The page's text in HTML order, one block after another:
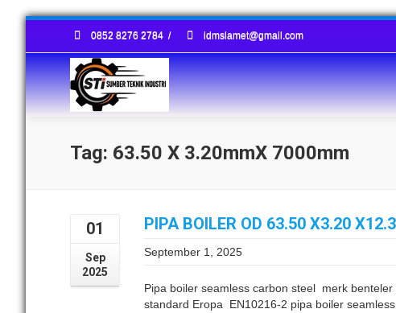
0852 8276 2784 / idmslamet@gmail.com
Tag: 63.50 X 3.20mmX 7000mm
01
Sep
2025
PIPA BOILER OD 63.50 X3.20
September 1, 2025
Pipa boiler seamless carbon steel merk
standard Eropa EN10216-2 pipa boiler